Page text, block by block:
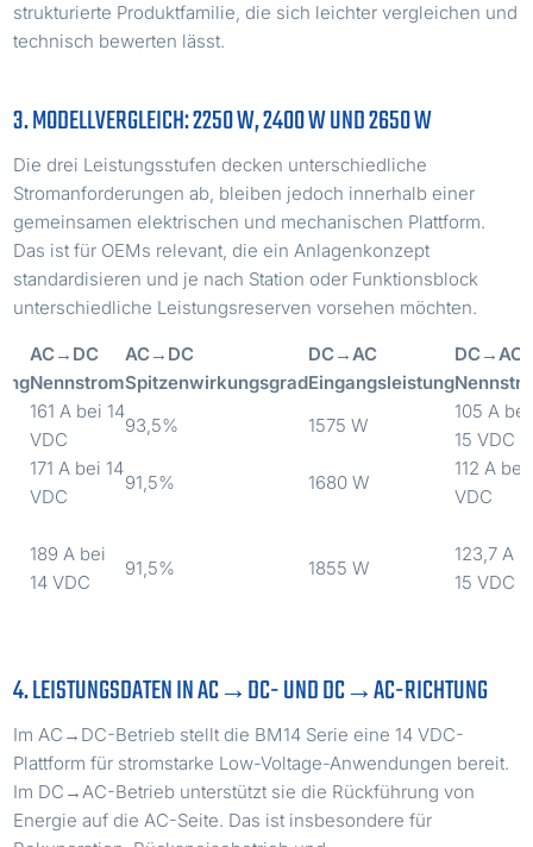
strukturierte Produktfamilie, die sich leichter vergleichen und
technisch bewerten lässt.
3. MODELLVERGLEICH: 2250 W, 2400 W UND 2650 W
Die drei Leistungsstufen decken unterschiedliche
Stromanforderungen ab, bleiben jedoch innerhalb einer
gemeinsamen elektrischen und mechanischen Plattform.
Das ist für OEMs relevant, die ein Anlagenkonzept
standardisieren und je nach Station oder Funktionsblock
unterschiedliche Leistungsreserven vorsehen möchten.
AC→DC
Nennstrom
AC→DC
Spitzenwirkungsgrad
DC→AC
Eingangsleistung
DC→AC
161 A bei 14
VDC
93,5% 1575 W
105 A bei
15 VDC
171 A bei 14
VDC
91,5% 1680 W
112 A bei
VDC
189 A bei
14 VDC
91,5% 1855 W
123,7 A
15 VDC
4. LEISTUNGSDATEN IN AC→DC- UND DC→AC-RICHTUNG
Im AC→DC-Betrieb stellt die BM14 Serie eine 14 VDC-
Plattform für stromstarke Low-Voltage-Anwendungen bereit.
Im DC→AC-Betrieb unterstützt sie die Rückführung von
Energie auf die AC-Seite. Das ist insbesondere für